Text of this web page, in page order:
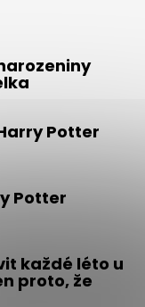
Potter
Potter
každé léto u
proto, že